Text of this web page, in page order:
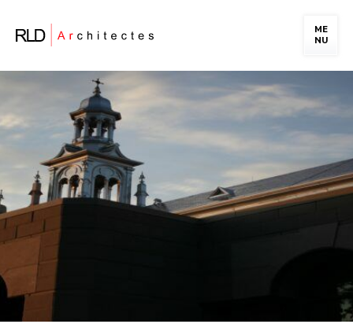
PORTFOLIO
LA FIRME
NOTRE ÉQUIPE
CARRIÈRE
NOUS JOINDRE
ME
NU